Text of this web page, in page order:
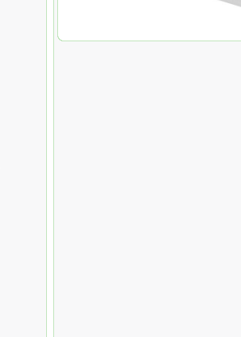
Toner Cartridge Web